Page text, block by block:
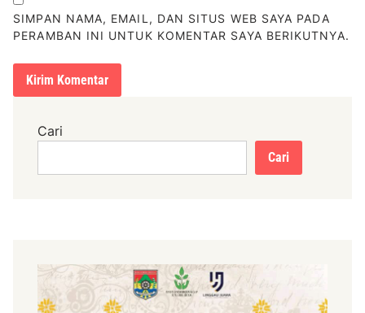
SIMPAN NAMA, EMAIL, DAN SITUS WEB SAYA PADA
PERAMBAN INI UNTUK KOMENTAR SAYA BERIKUTNYA.
Cari
Cari